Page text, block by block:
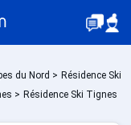
du Nord > Résidence Ski
> Résidence Ski Tignes